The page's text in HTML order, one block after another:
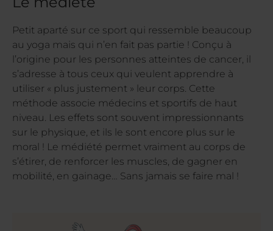
Petit aparté sur ce sport qui ressemble beaucoup
au yoga mais qui n’en fait pas partie ! Conçu à
l’origine pour les personnes atteintes de cancer, il
s’adresse à tous ceux qui veulent apprendre à
utiliser « plus justement » leur corps. Cette
méthode associe médecins et sportifs de haut
niveau. Les effets sont souvent impressionnants
sur le physique, et ils le sont encore plus sur le
moral ! Le médiété permet vraiment au corps de
s’étirer, de renforcer les muscles, de gagner en
mobilité, en gainage… Sans jamais se faire mal !